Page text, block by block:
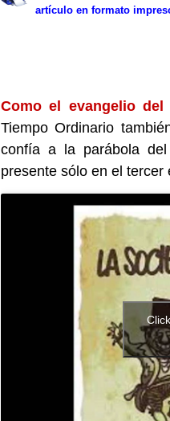
artículo en formato
Como el evangelio del
Tiempo Ordinario
confía a la parábola
presente sólo en el tercer